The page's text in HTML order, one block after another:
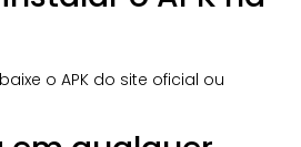
o APK do site oficial ou